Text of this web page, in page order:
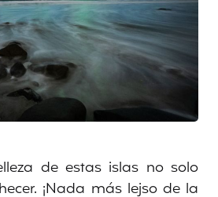
de estas islas no solo
¡Nada más lejso de la